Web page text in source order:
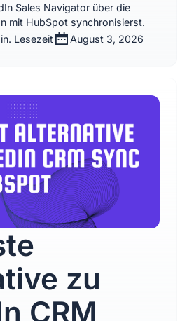
Sales Navigator über die
mit HubSpot synchronisierst.
Lesezeit August 3, 2026
zu
CRM